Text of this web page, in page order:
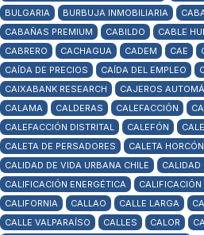
BULGARIA BURBUJA INMOBILIARIA
CABAÑAS PREMIUM
CABILDO CABLE
CABRERO
CACHAGUA CADEM CAE
CAÍDA DE PRECIOS
CAÍDA DEL EMPLEO
CAIXABANK RESEARCH
CAJEROS
CALAMA
CALDERAS CALEFACCIÓN
CALEFACCIÓN DISTRITAL
CALEFÓN
CALETA DE PERSADORES
CALETA HORCÓN
CALIDAD DE VIDA URBANA CHILE
CALIDAD
CALIFICACIÓN ENERGÉTICA
CALIFORNIA
CALLAO CALLE LARGA
CALLE VALPARAÍSO
CALLES CALOR